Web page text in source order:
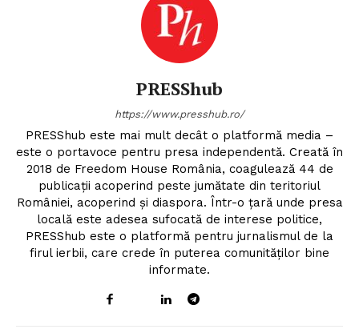
Un proiect
FREEDOM HOUSE ROMÂNIA
PRESShub
Despre noi / Echipa
Proiecte editoriale
Rețea
Contact
PRESShub
https://www.presshub.ro/
PRESShub este mai mult decât o platformă media –
este o portavoce pentru presa independentă. Creată în
2018 de Freedom House România, coagulează 44 de
publicații acoperind peste jumătate din teritoriul
României, acoperind și diaspora. Într-o țară unde presa
locală este adesea sufocată de interese politice,
PRESShub este o platformă pentru jurnalismul de la
firul ierbii, care crede în puterea comunităților bine
informate.